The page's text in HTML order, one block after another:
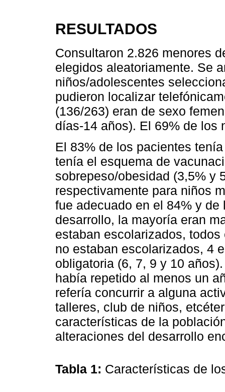
RESULTADOS
Consultaron 2.826 menores
elegidos aleatoriamente. Se
niños/adolescentes
pudieron localizar
(136/263) eran de sexo
días-14 años). El 69% de los
El 83% de los pacientes
tenía el esquema de
sobrepeso/obesidad (3,5% y
respectivamente para niños
fue adecuado en el 84% y
desarrollo, la mayoría eran
estaban escolarizados,
no estaban escolarizados, 4
obligatoria (6, 7, 9 y 10
había repetido al menos un
refería concurrir a alguna
talleres, club de niños,
características de la
alteraciones del desarrollo
Tabla 1: Características de